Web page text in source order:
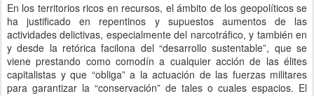
En los territorios ricos en recursos, el ámbito de los geopolíticos se
ha justificado en repentinos y supuestos aumentos de las
actividades delictivas, especialmente del narcotráfico, y también en
y desde la retórica facilona del “desarrollo sustentable”, que se
viene prestando como comodín a cualquier acción de las élites
capitalistas y que “obliga” a la actuación de las fuerzas militares
para garantizar la “conservación” de tales o cuales espacios. El